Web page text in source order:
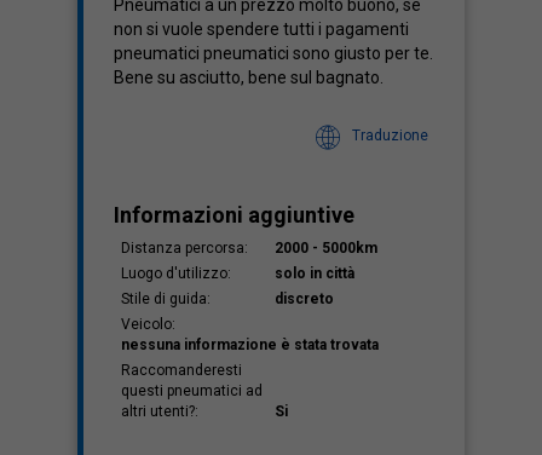
Pneumatici a un prezzo molto buono, se
non si vuole spendere tutti i pagamenti
pneumatici pneumatici sono giusto per te.
Bene su asciutto, bene sul bagnato.
Traduzione
Informazioni aggiuntive
Distanza percorsa:
2000 - 5000km
Luogo d'utilizzo:
solo in città
Stile di guida:
discreto
Veicolo:
nessuna informazione è stata trovata
Raccomanderesti
questi pneumatici ad
altri utenti?:
Si